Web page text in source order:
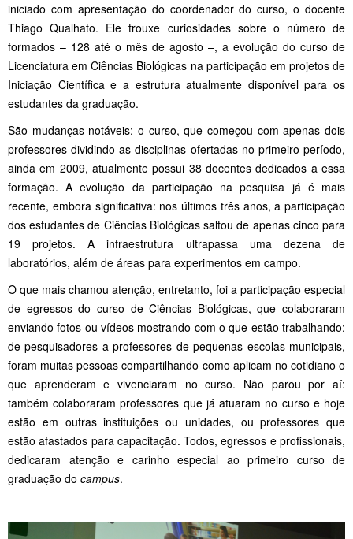
iniciado com apresentação do coordenador do curso, o docente
Thiago Qualhato. Ele trouxe curiosidades sobre o número de
formados – 128 até o mês de agosto –, a evolução do curso de
Licenciatura em Ciências Biológicas na participação em projetos de
Iniciação Científica e a estrutura atualmente disponível para os
estudantes da graduação.
São mudanças notáveis: o curso, que começou com apenas dois
professores dividindo as disciplinas ofertadas no primeiro período,
ainda em 2009, atualmente possui 38 docentes dedicados a essa
formação. A evolução da participação na pesquisa já é mais
recente, embora significativa: nos últimos três anos, a participação
dos estudantes de Ciências Biológicas saltou de apenas cinco para
19 projetos. A infraestrutura ultrapassa uma dezena de
laboratórios, além de áreas para experimentos em campo.
O que mais chamou atenção, entretanto, foi a participação especial
de egressos do curso de Ciências Biológicas, que colaboraram
enviando fotos ou vídeos mostrando com o que estão trabalhando:
de pesquisadores a professores de pequenas escolas municipais,
foram muitas pessoas compartilhando como aplicam no cotidiano o
que aprenderam e vivenciaram no curso. Não parou por aí:
também colaboraram professores que já atuaram no curso e hoje
estão em outras instituições ou unidades, ou professores que
estão afastados para capacitação. Todos, egressos e profissionais,
dedicaram atenção e carinho especial ao primeiro curso de
graduação do campus.